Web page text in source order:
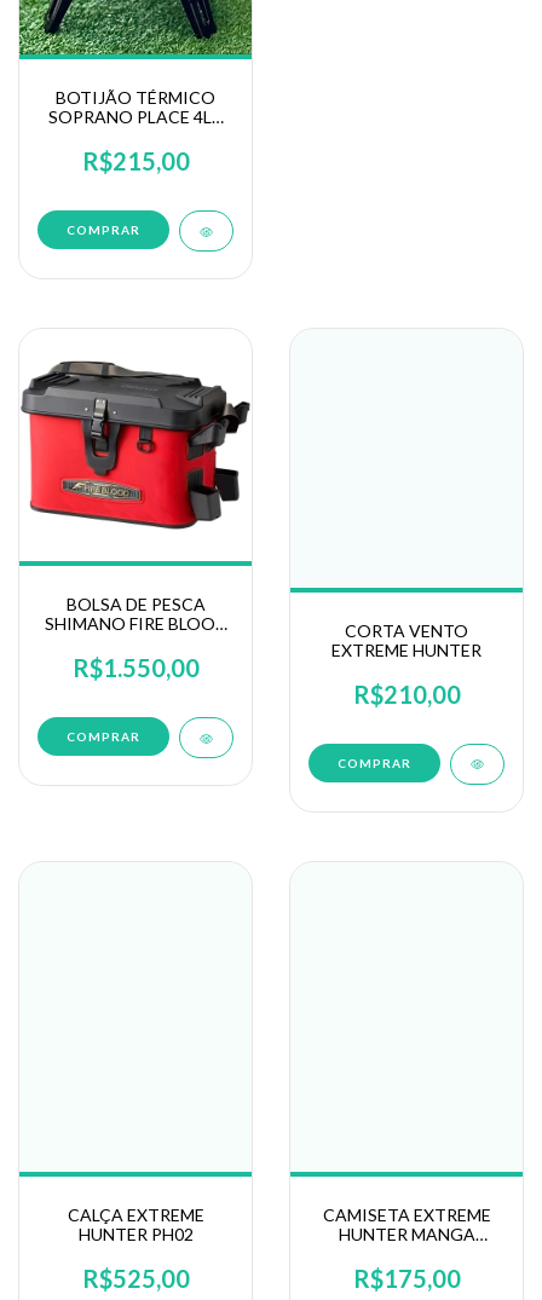
BOTIJÃO TÉRMICO
SOPRANO PLACE 4LT
R$215,00
BOLSA DE PESCA
SHIMANO FIRE BLOOD
R$1.550,00
CORTA VENTO
EXTREME HUNTER
R$210,00
COMPRAR
CALÇA EXTREME
HUNTER PH02
R$525,00
CAMISETA EXTREME
HUNTER MANGA
R$175,00